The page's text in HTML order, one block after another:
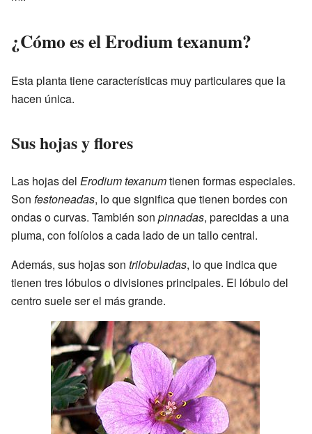
¿Cómo es el Erodium texanum?
Esta planta tiene características muy particulares que la
hacen única.
Sus hojas y flores
Las hojas del Erodium texanumtienen formas especiales.
Son festoneadas, lo que significa que tienen bordes con
ondas o curvas. También son pinnadas, parecidas a una
pluma, con folíolos a cada lado de un tallo central.
Además, sus hojas son trilobuladas, lo que indica que
tienen tres lóbulos o divisiones principales. El lóbulo del
centro suele ser el más grande.